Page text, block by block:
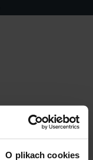
O plikach cookies